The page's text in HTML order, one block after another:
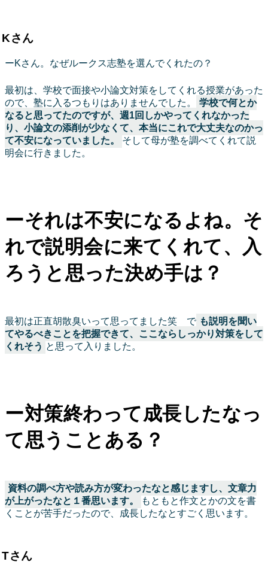
Kさん
ーKさん。なぜルークス志塾を選んでくれたの？
最初は、学校で面接や小論文対策をしてくれる授業があった
ので、塾に入るつもりはありませんでした。
学校で何とか
なると思ってたのですが、週1回しかやってくれなかった
り、小論文の添削が少なくて、本当にこれで大丈夫なのかっ
て不安になっていました。
そして母が塾を調べてくれて説
明会に行きました。
ーそれは不安になるよね。そ
れで説明会に来てくれて、入
ろうと思った決め手は？
最初は正直胡散臭いって思ってました笑 で も説明を聞い
てやるべきことを把握できて、ここならしっかり対策をして
くれそう と思って入りました。
ー対策終わって成長したなっ
て思うことある？
資料の調べ方や読み方が変わったなと感じますし、文章力
が上がったなと１番思います。
もともと作文とかの文を書
くことが苦手だったので、成長したなとすごく思います。
Tさん